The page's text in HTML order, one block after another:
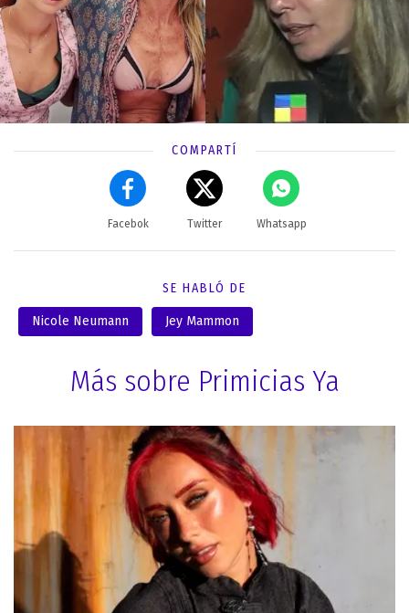
COMPARTÍ
Facebok Twitter Whatsapp
SE HABLÓ DE
Nicole Neumann Jey Mammon
Más sobre Primicias Ya